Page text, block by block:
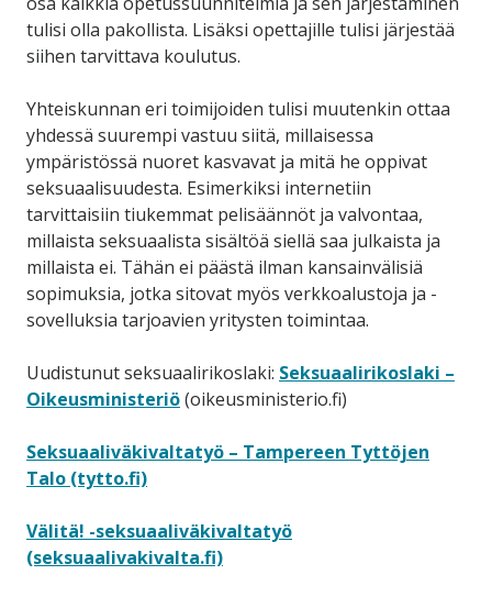
tulisi olla pakollista. Lisäksi opettajille tulisi järjestää
siihen tarvittava koulutus.
Yhteiskunnan eri toimijoiden tulisi muutenkin ottaa
yhdessä suurempi vastuu siitä, millaisessa
ympäristössä nuoret kasvavat ja mitä he oppivat
seksuaalisuudesta. Esimerkiksi internetiin
tarvittaisiin tiukemmat pelisäännöt ja valvontaa,
millaista seksuaalista sisältöä siellä saa julkaista ja
millaista ei. Tähän ei päästä ilman kansainvälisiä
sopimuksia, jotka sitovat myös verkkoalustoja ja -
sovelluksia tarjoavien yritysten toimintaa.
Uudistunut seksuaalirikoslaki: Seksuaalirikoslaki –
Oikeusministeriö(oikeusministerio.fi)
Seksuaaliväkivaltatyö – Tampereen Tyttöjen
Talo (tytto.fi)
Välitä! -seksuaaliväkivaltatyö
(seksuaalivakivalta.fi)